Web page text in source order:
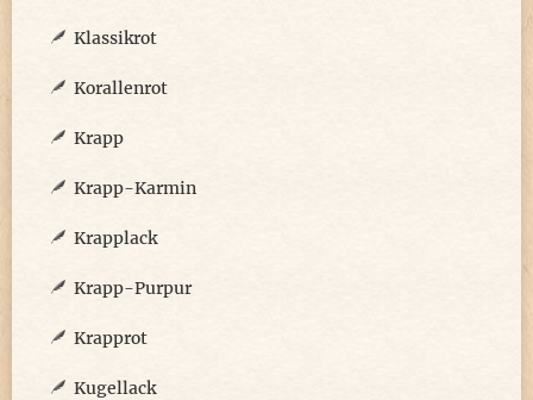
Klassikrot
Korallenrot
Krapp
Krapp-Karmin
Krapplack
Krapp-Purpur
Krapprot
Kugellack